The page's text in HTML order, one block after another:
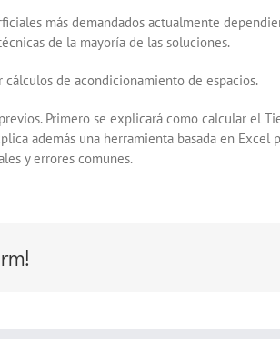
más demandados actualmente
de la mayoría de las soluciones.
de acondicionamiento de espacios.
Primero se explicará como calcular el
además una herramienta basada en
y errores comunes.